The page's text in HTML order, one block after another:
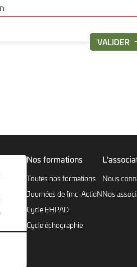
Nos formations
Toutes nos formations
Journées de fmc-ActioN
Cycle EHPAD
Cycle échographie
Nous
Nos